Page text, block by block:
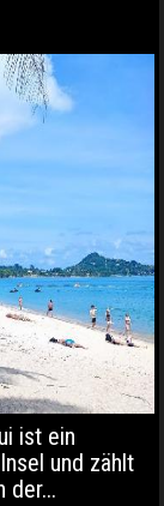
ist ein
und zählt
der...